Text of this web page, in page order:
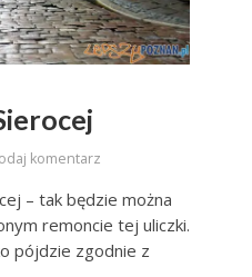
komentarz
– tak będzie można
remoncie tej uliczki.
pójdzie zgodnie z